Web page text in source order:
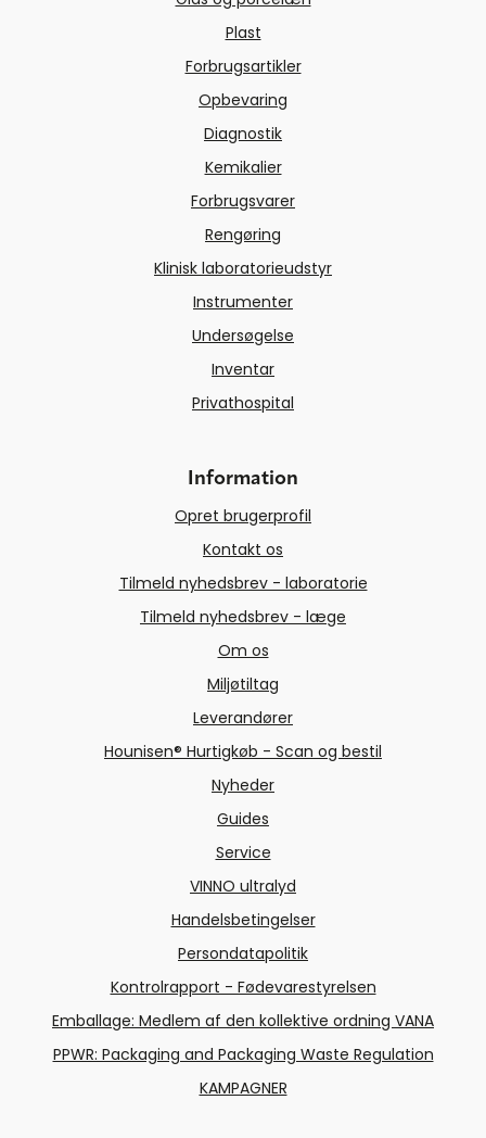
Plast
Forbrugsartikler
Opbevaring
Diagnostik
Kemikalier
Forbrugsvarer
Rengøring
Klinisk laboratorieudstyr
Instrumenter
Undersøgelse
Inventar
Privathospital
Information
Opret brugerprofil
Kontakt os
Tilmeld nyhedsbrev - laboratorie
Tilmeld nyhedsbrev - læge
Om os
Miljøtiltag
Leverandører
Hounisen® Hurtigkøb - Scan og bestil
Nyheder
Guides
Service
VINNO ultralyd
Handelsbetingelser
Persondatapolitik
Kontrolrapport - Fødevarestyrelsen
Emballage: Medlem af den kollektive ordning VANA
PPWR: Packaging and Packaging Waste Regulation
KAMPAGNER